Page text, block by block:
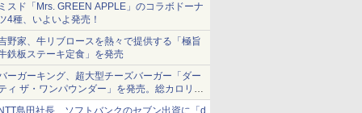
スド「Mrs. GREEN APPLE」のコラボドーナ
4種、いよいよ発売！
野家、牛リブロースを熱々で提供する「極旨
鉄板ステーキ定食」を発売
ーガーキング、超大型チーズバーガー「ダー
ィ ザ・ワンパウンダー」を発売。総カロリー
1656kcal、総重量約527g！
島田社長、ソフトバンクのセブン出資に「d